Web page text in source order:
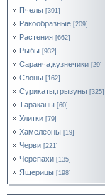
Пчелы [391]
Ракообразные [209]
Растения [662]
Рыбы [932]
Саранча,кузнечики [29]
Слоны [162]
Сурикаты,грызуны [325]
Тараканы [60]
Улитки [79]
Хамелеоны [19]
Черви [221]
Черепахи [135]
Ящерицы [198]